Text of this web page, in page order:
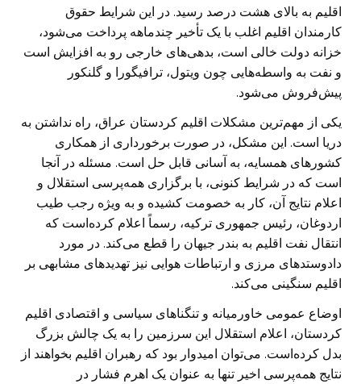
اقلیم به بالای هشت درصد رسید. در این شرایط حقوق
کارمندان اقلیم اغلب با یک تأخیر چندماهه پرداخت می‌شود،
خزانه دولت خالی است، بدهی‌های خارجی رو به افزایش است
و نفت به واسطه‌هایی چون ویتول، ترافیگورا و گلنکور
پیش‌فروش می‌شود.
یکی از مهم‌ترین مشکلات اقلیم کردستان عراق، راه نداشتن به
دریا است. این مشکل، در صورت برخورداری از همکاری
کشورهای همسایه، به آسانی قابل حل است. مسئله در آنجا
است که در شرایط کنونی، با برگزاری همه‌پرسی استقلال و
اعلام نتایج آن، کار به خصومت کشیده و به ویژه رجب طیب
اردوغان، رئیس جمهوری ترکیه، رسماً اعلام کرده‌است که
انتقال نفت اقلیم به بندر جیهان را قطع می‌کند. در مورد
دادوستدهای مرزی و ارتباطات هوایی نیز تهدیدهای مشابهی بر
اقلیم سنگینی می‌کند.
اوضاع عمومی خاورمیانه و تنگناهای سیاسی و اقتصادی اقلیم
کردستان، اعلام استقلال این سرزمین را به یک چالش بزرگ
بدل کرده‌است. می‌توان امیدوار بود که رهبران اقلیم بخواهند از
نتایج همه‌پرسی اخیر تنها به عنوان یک اهرم فشار در